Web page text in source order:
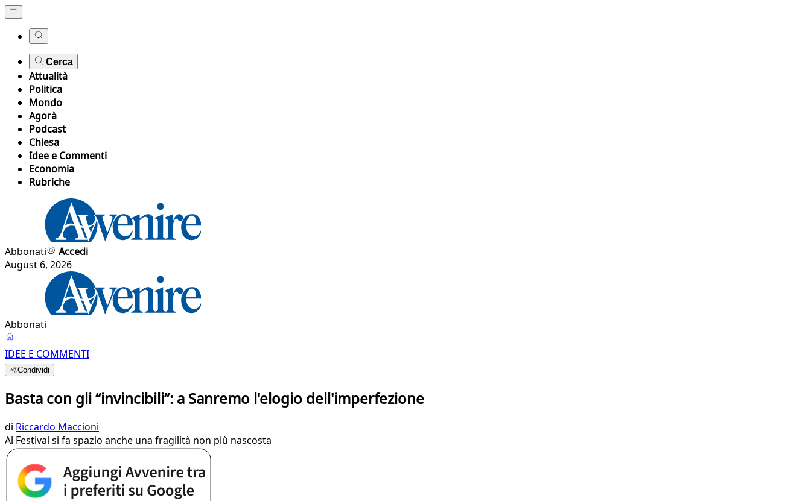
Cerca
Attualità
Politica
Mondo
Agorà
Podcast
Chiesa
Idee e Commenti
Economia
Rubriche
Abbonati
Accedi
August 6, 2026
Abbonati
IDEE E COMMENTI
Condividi
Basta con gli “invincibili”: a Sanremo l'elogio dell'imperfezione
di Riccardo Maccioni
Al Festival si fa spazio anche una fragilità non più nascosta